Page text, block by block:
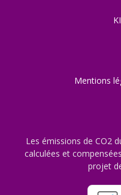
Mentions
Les émissions de CO2
calculées et
projet